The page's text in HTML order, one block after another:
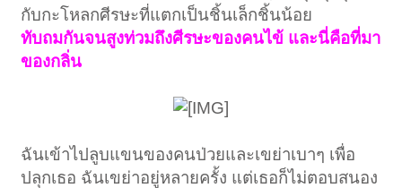
กับกะโหลกศีรษะที่แตกเป็นชิ้นเล็กชิ้นน้อย
ทับถมกันจนสูงท่วมถึงศีรษะของคนไข้ และนี่คือที่มา
ของกลิ่น
ฉันเข้าไปลูบแขนของคนป่วยและเขย่าเบาๆ เพื่อ
ปลุกเธอ ฉันเขย่าอยู่หลายครั้ง แต่เธอก็ไม่ตอบสนอง